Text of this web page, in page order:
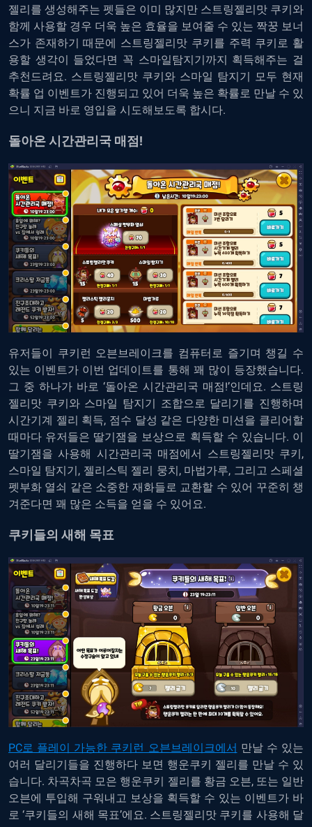
젤리를 생성해주는 펫들은 이미 많지만 스트링젤리맛 쿠키와
함께 사용할 경우 더욱 높은 효율을 보여줄 수 있는 짝꿍 보너
스가 존재하기 때문에 스트링젤리맛 쿠키를 주력 쿠키로 활
용할 생각이 들었다면 꼭 스마일탐지기까지 획득해주는 걸
추천드려요. 스트링젤리맛 쿠키와 스마일 탐지기 모두 현재
확률 업 이벤트가 진행되고 있어 더욱 높은 확률로 만날 수 있
으니 지금 바로 영입을 시도해보도록 합시다.
돌아온 시간관리국 매점!
유저들이 쿠키런 오븐브레이크를 컴퓨터로 즐기며 챙길 수
있는 이벤트가 이번 업데이트를 통해 꽤 많이 등장했습니다.
그 중 하나가 바로 ‘돌아온 시간관리국 매점!’인데요. 스트링
젤리맛 쿠키와 스마일 탐지기 조합으로 달리기를 진행하며
시간기계 젤리 획득, 점수 달성 같은 다양한 미션을 클리어할
때마다 유저들은 딸기잼을 보상으로 획득할 수 있습니다. 이
딸기잼을 사용해 시간관리국 매점에서 스트링젤리맛 쿠키,
스마일 탐지기, 젤리스틱 젤리 뭉치, 마법가루, 그리고 스페셜
펫부화 열쇠 같은 소중한 재화들로 교환할 수 있어 꾸준히 챙
겨준다면 꽤 많은 소득을 얻을 수 있어요.
쿠키들의 새해 목표
PC로 플레이 가능한 쿠키런 오븐브레이크에서 만날 수 있는
여러 달리기들을 진행하다 보면 행운쿠키 젤리를 만날 수 있
습니다. 차곡차곡 모은 행운쿠키 젤리를 황금 오븐, 또는 일반
오븐에 투입해 구워내고 보상을 획득할 수 있는 이벤트가 바
로 ‘쿠키들의 새해 목표’에요. 스트링젤리맛 쿠키를 사용해 달